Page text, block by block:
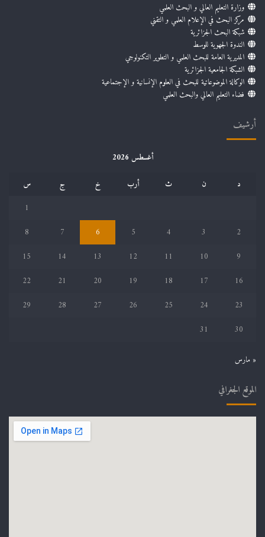
وزارة التعليم العالي و البحث العلمي
مركز البحث في الإعلام العلمي و التقني
شبكة البحث الجزائرية
الندوة الجهوية للوسط
المديرية العامة للبحث العلمي و التطوير التكنولوجي
الشبكة الجامعية الجزائرية
الوكالة الموضوعاتية للبحث في العلوم الإنسانية و الإجتماعية
فضاء التعليم العالي والبحث العلمي
أرشيف
أغسطس 2026
د
ن ث أرب خ ج
س
1
2
3
4
5
6
7
8
9
10
11
12
13
14
15
16
17
18
19
20
21
22
23
24
25
26
27
28
29
30
31
« مارس
الموقع الجغرافي